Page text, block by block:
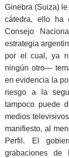
Ginebra (Suiza)
cátedra, ello ha
Consejo
estrategia
por el cual, ya
ningún otro—
en evidencia la
riesgo a la
tampoco puede
medios
manifiesto, al
Perfil. El
grabaciones de